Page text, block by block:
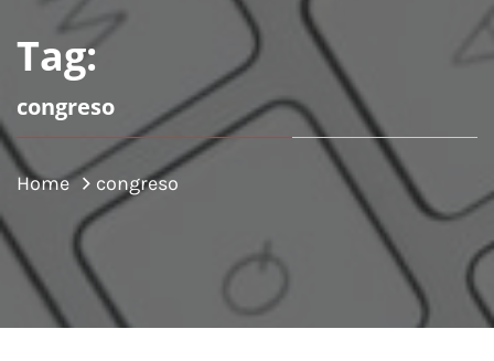
Tag:
congreso
Home congreso